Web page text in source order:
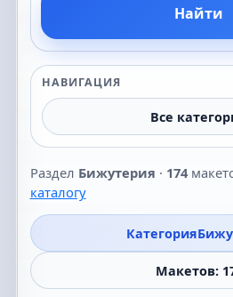
Найти
НАВИГАЦИЯ
Все
Раздел Бижутерия · 174
каталогу
Категория
Макетов: